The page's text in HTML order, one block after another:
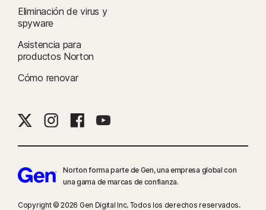
Eliminación de virus y
spyware
Asistencia para
productos Norton
Cómo renovar
Norton forma parte de Gen, una empresa global con
una gama de marcas de confianza.
Copyright © 2026 Gen Digital Inc. Todos los derechos reservados.